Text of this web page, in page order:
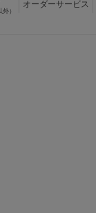
）
オーダーサービス